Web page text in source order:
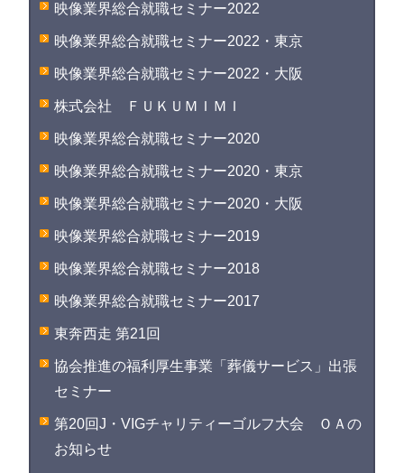
映像業界総合就職セミナー2022
映像業界総合就職セミナー2022・東京
映像業界総合就職セミナー2022・大阪
株式会社 ＦＵＫＵＭＩＭＩ
映像業界総合就職セミナー2020
映像業界総合就職セミナー2020・東京
映像業界総合就職セミナー2020・大阪
映像業界総合就職セミナー2019
映像業界総合就職セミナー2018
映像業界総合就職セミナー2017
東奔西走 第21回
協会推進の福利厚生事業「葬儀サービス」出張
セミナー
第20回J・VIGチャリティーゴルフ大会 ＯＡの
お知らせ